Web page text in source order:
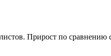
Прирост по